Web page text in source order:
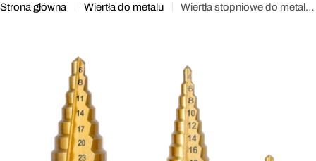
Strona główna Wiertła do metalu Wiertła stopniowe do metalu HSS tin 3 sztuk Proline 77803